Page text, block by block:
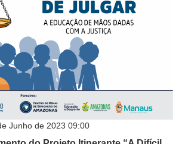
Roraima
Substitutos
Regional do PJe
Regional do e-Gestão e de Tabelas
Unificadas
Junho de 2023 09:00